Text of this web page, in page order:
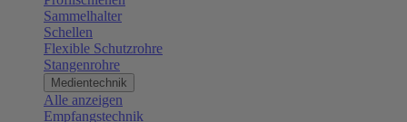
Sammelhalter
Schellen
Flexible Schutzrohre
Stangenrohre
Medientechnik
Alle anzeigen
Empfangstechnik